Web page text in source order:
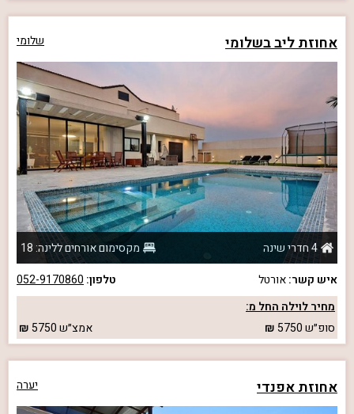
אחוזת ליב בשלומי שלומי
4 חדרי שינה
מקסימום אורחים ללינה: 18
איש קשר:אורטל טלפון: 052-9170860
מחיר לוילה החל מ:
סופ״ש5750 אמצ״ש5750
אחוזת אפנדי יערה